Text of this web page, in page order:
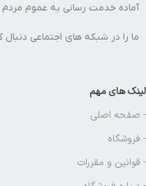
آماده خدمت رسانی به عموم مردم
ما را در شبکه های اجتماعی دنبال
لینک های مهم
- صفحه اصلی
- فروشگاه
- قوانین و مقررات